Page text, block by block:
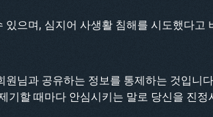
으며, 심지어 사생활 침해를 시도했다고
님과 공유하는 정보를 통제하는 것입니
기할 때마다 안심시키는 말로 당신을 진정